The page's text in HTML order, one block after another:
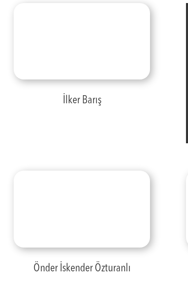
İlker Barış
Önder İskender Özturanlı